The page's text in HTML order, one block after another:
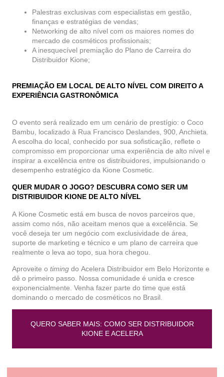
Palestras exclusivas com especialistas em gestão,
finanças e estratégias de vendas;
Networking de alto nível com os maiores nomes do
mercado de cosméticos profissionais;
A inesquecível premiação do Plano de Carreira do
Distribuidor Kione;
PREMIAÇÃO EM LOCAL DE ALTO NÍVEL COM DIREITO A
EXPERIÊNCIA GASTRONÔMICA
O evento será realizado em um cenário de prestígio: o Coco
Bambu, localizado à Rua Francisco Deslandes, 900, Anchieta
A escolha do local, conhecido por sua sofisticação, reflete o
compromisso em proporcionar uma experiência de alto nível e
inspirar a excelência entre os distribuidores, impulsionando o
desempenho estratégico da Kione Cosmetic
QUER MUDAR O JOGO? DESCUBRA COMO SER UM
DISTRIBUIDOR KIONE DE ALTO NÍVEL
A Kione Cosmetic está em busca de novos parceiros que,
assim como nós, não aceitam menos que a excelência. Se
você deseja ter um negócio com exclusividade de área,
suporte de marketing e técnico e um plano de carreira que
realmente o leva ao topo, sua hora chegou.
Aproveite o timing do Acelera Distribuidor em Belo Horizonte e
dê o primeiro passo. Nossa comunidade é unida e cresce
exponencialmente. Venha fazer parte do time que está
dominando o mercado de cosméticos no Brasil.
QUERO SABER MAIS: COMO SER DISTRIBUIDOR
KIONE E ACELERA